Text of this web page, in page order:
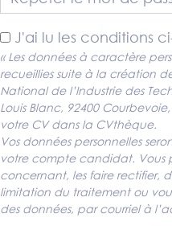
J'ai lu les conditions
« Les données à caractère
recueillies suite à la création
National de l’Industrie des
Louis Blanc, 92400
votre CV dans la CVthèque.
Vos données personnelles
votre compte candidat. Vous
concernant, les faire rectifier,
limitation du traitement ou
des données, par courriel à